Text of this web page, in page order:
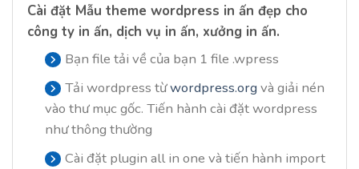
Cài đặt Mẫu theme wordpress in ấn đẹp cho
công ty in ấn, dịch vụ in ấn, xưởng in ấn.
Bạn file tải về của bạn 1 file .wpress
Tải wordpress từwordpress.org và giải nén
vào thư mục gốc. Tiến hành cài đặt wordpress
như thông thường
Cài đặt plugin all in one và tiến hành import